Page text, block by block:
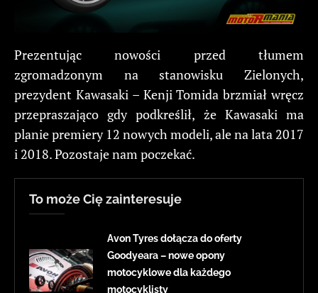
Prezentując nowości przed tłumem
zgromadzonym na stanowisku Zielonych,
prezydent Kawasaki – Kenji Tomida brzmiał wręcz
przepraszająco gdy podkreślił, że Kawasaki ma
planie premiery 12 nowych modeli, ale na lata 2017
i 2018. Pozostaje nam poczekać.
To może Cię zainteresuje
Avon Tyres dołącza do oferty
Goodyeara – nowe opony
motocyklowe dla każdego
motocyklisty